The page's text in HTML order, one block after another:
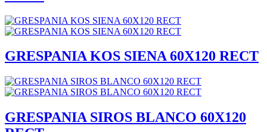
GRESPANIA KOS SIENA 60X120 RECT
GRESPANIA SIROS BLANCO 60X120